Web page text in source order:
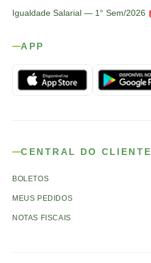
Igualdade Salarial — 1° Sem/2026
APP
CENTRAL DO CLIENTE
BOLETOS
MEUS PEDIDOS
NOTAS FISCAIS